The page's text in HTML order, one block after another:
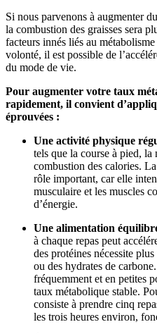
Si nous parvenons à augmenter
la combustion des graisses sera
facteurs innés liés au
volonté, il est possible de
du mode de vie.
Pour augmenter votre taux
rapidement, il convient
éprouvées :
Une activité physique
tels que la course à pied,
combustion des calories.
rôle important, car elle
musculaire et les muscles
d’énergie.
Une alimentation
à chaque repas peut
des protéines nécessite
ou des hydrates de
fréquemment et en petites
taux métabolique stable.
consiste à prendre cinq
les trois heures environ,